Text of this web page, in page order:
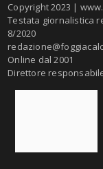
Copyright 2023 |
Testata giornalistica
8/2020
Online dal 2001
Direttore